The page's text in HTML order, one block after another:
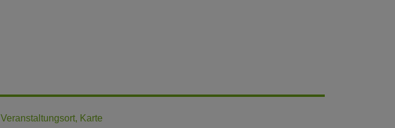
Veranstaltungsort, Karte